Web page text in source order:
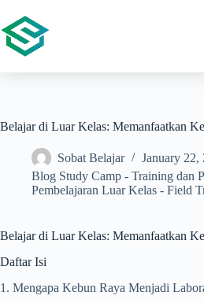
Belajar di Luar Kelas: Memanfaatkan
Sobat Belajar
January 22,
Blog Study Camp - Training dan
Pembelajaran Luar Kelas - Field
Belajar di Luar Kelas: Memanfaatkan
Daftar Isi
1. Mengapa Kebun Raya Menjadi